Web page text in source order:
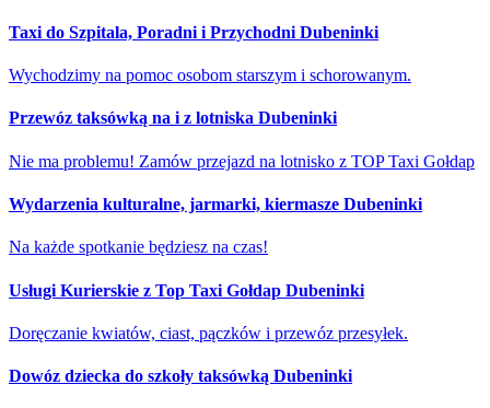
Taxi do Szpitala, Poradni i Przychodni Dubeninki
Wychodzimy na pomoc osobom starszym i schorowanym.
Przewóz taksówką na i z lotniska Dubeninki
Nie ma problemu! Zamów przejazd na lotnisko z TOP Taxi Gołdap
Wydarzenia kulturalne, jarmarki, kiermasze Dubeninki
Na każde spotkanie będziesz na czas!
Usługi Kurierskie z Top Taxi Gołdap Dubeninki
Doręczanie kwiatów, ciast, pączków i przewóz przesyłek.
Dowóz dziecka do szkoły taksówką Dubeninki